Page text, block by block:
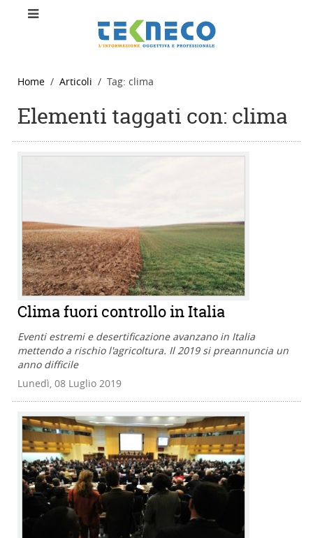
Home Articoli Tag: clima
Elementi taggati con: clima
Clima fuori controllo in Italia
Eventi estremi e desertificazione avanzano in Italia
mettendo a rischio l'agricoltura. Il 2019 si preannuncia un
anno difficile
Lunedì, 08 Luglio 2019